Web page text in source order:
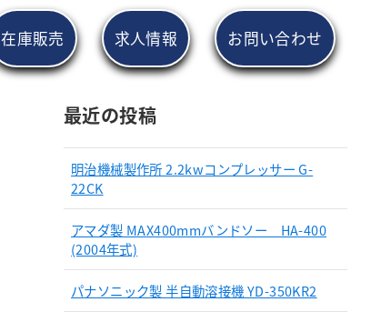
在庫販売 求人情報 お問い合わせ
最近の投稿
明治機械製作所 2.2kwコンプレッサー G-
22CK
アマダ製 MAX400mmバンドソー HA-400
(2004年式)
パナソニック製 半自動溶接機 YD-350KR2